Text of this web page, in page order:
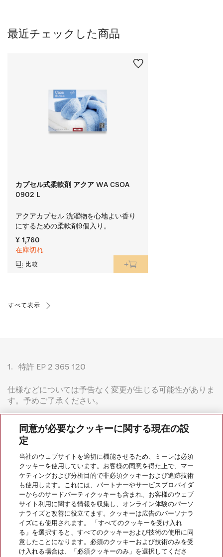
最近チェックした商品
カプセル式柔軟剤 アクア WA CSOA
0902 L
アクアカプセル 洗濯物を心地よい香り
にするための柔軟剤9個入り。
¥ 1,760
在庫切れ
比較
すべて表示
1. 特許 EP 2 365 120
仕様などについては予告なく変更が生じる可能性がありま
す。予めご了承ください。
会社案内
サービス
同意が必要なクッキーに関する現在の設
定
当社のウェブサイトを適切に機能させるため、ミーレは必須
クッキーを使用しています。お客様の同意を得た上で、マー
ケティングおよび分析目的で非必須クッキーおよび追跡技術
も使用します。これには、パートナーやサービスプロバイダ
ーからのサードパーティクッキーも含まれ、お客様のウェブ
サイト利用に関する情報を収集し、オンライン体験のパーソ
ナライズと改善に役立てます。クッキーは広告のパーソナラ
イズにも使用されます。 「すべてのクッキーを受け入れ
る」を選択すると、すべてのクッキーおよび技術の使用に同
意したことになります。必須のクッキーおよび技術のみを受
け入れる場合は、「必須クッキーのみ」を選択してくださ